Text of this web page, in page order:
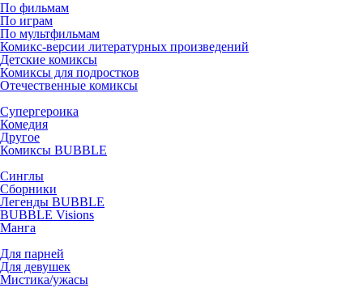
По фильмам
По играм
По мультфильмам
Комикс-версии литературных произведений
Детские комиксы
Комиксы для подростков
Отечественные комиксы
Супергероика
Комедия
Другое
Комиксы BUBBLE
Синглы
Сборники
Легенды BUBBLE
BUBBLE Visions
Манга
Для парней
Для девушек
Мистика/ужасы